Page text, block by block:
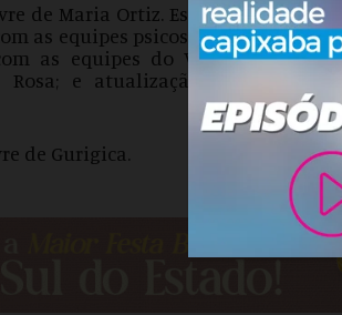
de Maria Ortiz. Esta ação contará
as equipes psicossociais do
as equipes do Vitória Acolhe;
e atualização do
de Gurigica.